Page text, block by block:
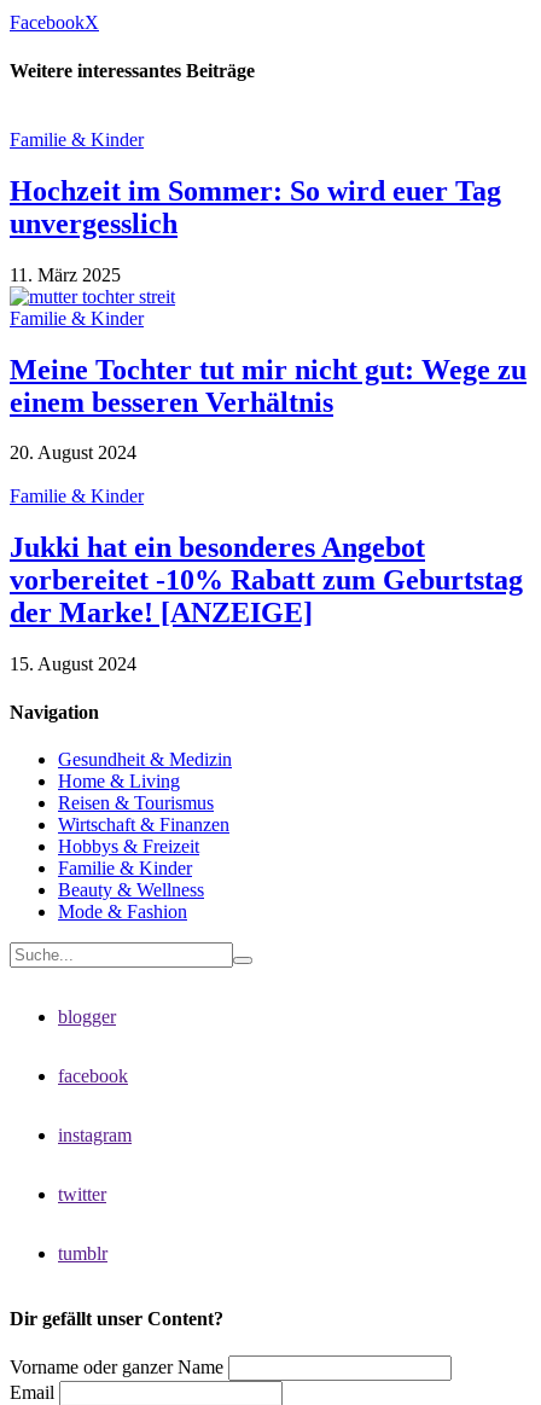
FacebookX
Weitere interessantes Beiträge
Familie & Kinder
Hochzeit im Sommer: So wird euer Tag
unvergesslich
11. März 2025
Familie & Kinder
Meine Tochter tut mir nicht gut: Wege zu
einem besseren Verhältnis
20. August 2024
Familie & Kinder
Jukki hat ein besonderes Angebot
vorbereitet -10% Rabatt zum Geburtstag
der Marke! [ANZEIGE]
15. August 2024
Navigation
Gesundheit & Medizin
Home & Living
Reisen & Tourismus
Wirtschaft & Finanzen
Hobbys & Freizeit
Familie & Kinder
Beauty & Wellness
Mode & Fashion
blogger
facebook
instagram
twitter
tumblr
Dir gefällt unser Content?
Vorname oder ganzer Name
Email